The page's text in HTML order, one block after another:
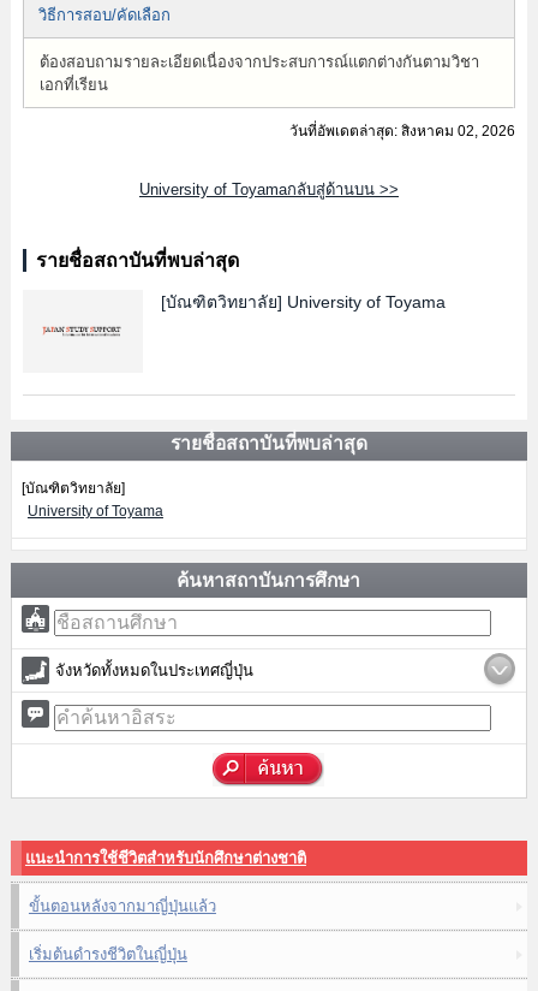
วิธีการสอบ/คัดเลือก
ต้องสอบถามรายละเอียดเนื่องจากประสบการณ์แตกต่างกันตามวิชา
เอกที่เรียน
วันที่อัพเดตล่าสุด: สิงหาคม 02, 2026
University of Toyamaกลับสู่ด้านบน >>
รายชื่อสถาบันที่พบล่าสุด
[บัณฑิตวิทยาลัย] University of Toyama
รายชื่อสถาบันที่พบล่าสุด
[บัณฑิตวิทยาลัย]
University of Toyama
ค้นหาสถาบันการศึกษา
จังหวัดทั้งหมดในประเทศญี่ปุ่น
แนะนำการใช้ชีวิตสำหรับนักศึกษาต่างชาติ
ขั้นตอนหลังจากมาญี่ปุ่นแล้ว
เริ่มต้นดำรงชีวิตในญี่ปุ่น